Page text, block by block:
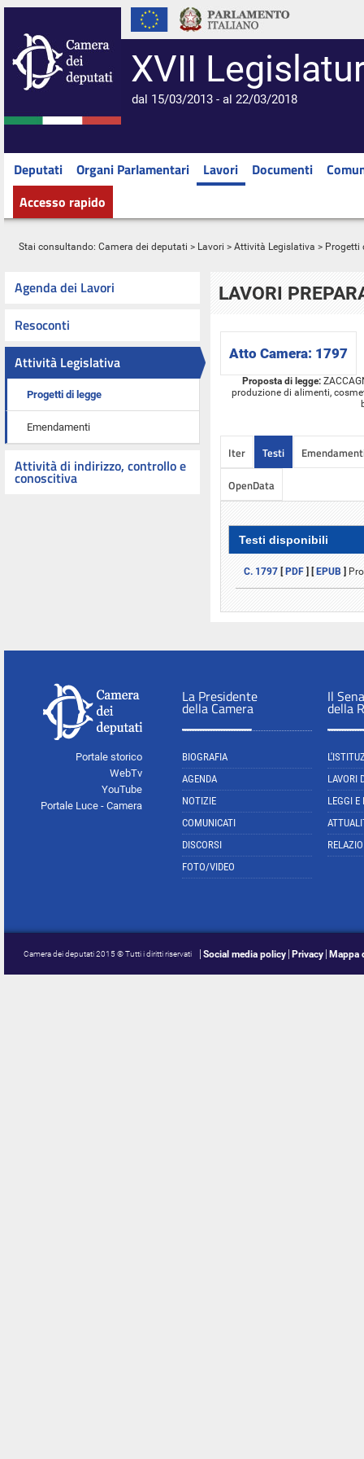
XVII
dal 15/03/2013 - al 22/03/2018
Deputati Organi Parlamentari Lavori Documenti
Accesso rapido
Stai consultando: Camera dei deputati > Lavori > Attività Legislativa > Progetti
Agenda dei Lavori
Resoconti
Attività Legislativa
Progetti di legge
Emendamenti
Attività di indirizzo, controllo e
conoscitiva
LAVORI
Atto Camera: 1797
Proposta di legge:
produzione di alimenti,
Iter Testi
OpenData
Testi disponibili
C. 1797 [PDF ] [EPUB ]
Portale storico
WebTv
YouTube
Portale Luce - Camera
La Presidente
della Camera
BIOGRAFIA
AGENDA
NOTIZIE
COMUNICATI
DISCORSI
FOTO/VIDEO
Il
della
LAVORI
LEGGI E
Camera dei deputati 2015 © Tutti i diritti riservati Social media policy Privacy Mappa